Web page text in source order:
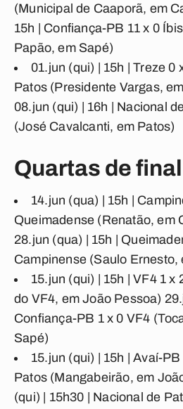
(Municipal de Caaporã, em
15h | Confiança-PB 11 x 0
Papão, em Sapé)
01.jun (qui) | 15h |Treze 0
Patos (Presidente Vargas,
08.jun (qui) | 16h | Nacional
(José Cavalcanti, em Patos)
Quartas de final
14.jun (qua) | 15h |
Queimadense (Renatão, em
28.jun (qua) | 15h |
Campinense (Saulo Ernesto,
15.jun (qui) | 15h |VF4 1 x
do VF4, em João Pessoa)
Confiança-PB 1 x 0 VF4
Sapé)
15.jun (qui) | 15h |Avaí-PB
Patos (Mangabeirão, em
(qui) | 15h30 | Nacional de